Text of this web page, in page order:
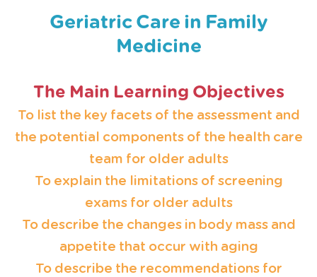
Geriatric Care in Family
Medicine
The Main Learning Objectives
To list the key facets of the assessment and
the potential components of the health care
team for older adults
To explain the limitations of screening
exams for older adults
To describe the changes in body mass and
appetite that occur with aging
To describe the recommendations for